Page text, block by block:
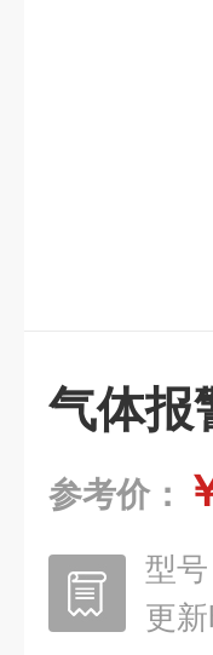
气体报
参考价：
型号
更新